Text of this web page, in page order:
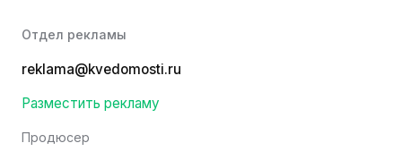
Отдел рекламы
reklama@kvedomosti.ru
Разместить рекламу
Продюсер